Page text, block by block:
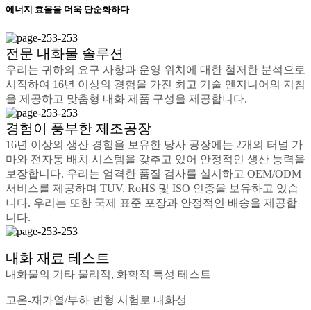
에너지 효율을 더욱 단순화하다
전문 내화물 솔루션
우리는 귀하의 요구 사항과 운영 위치에 대한 철저한 분석으로
시작하여 16년 이상의 경험을 가진 최고 기술 엔지니어의 지침
을 제공하고 맞춤형 내화 제품 구성을 제공합니다.
경험이 풍부한 제조공장
16년 이상의 생산 경험을 보유한 당사 공장에는 2개의 터널 가
마와 전자동 배치 시스템을 갖추고 있어 안정적인 생산 능력을
보장합니다. 우리는 엄격한 품질 검사를 실시하고 OEM/ODM
서비스를 제공하며 TUV, RoHS 및 ISO 인증을 보유하고 있습
니다. 우리는 또한 국제 표준 포장과 안정적인 배송을 제공합
니다.
내화 재료 테스트
내화물의 기타 물리적, 화학적 특성 테스트
고온-재가열/부하 변형 시험로 내화성